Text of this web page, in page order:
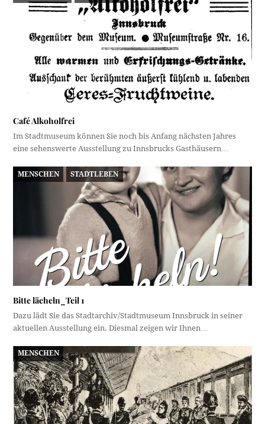
Café Alkoholfrei
Im Stadtmuseum können Sie noch bis Anfang nächsten Jahres
eine sehenswerte Ausstellung zu Innsbrucks Gasthäusern…
MENSCHEN STADTLEBEN
Bitte lächeln_Teil 1
Dazu lädt Sie das Stadtarchiv/Stadtmuseum Innsbruck in seiner
aktuellen Ausstellung ein. Diesmal zeigen wir Ihnen…
MENSCHEN